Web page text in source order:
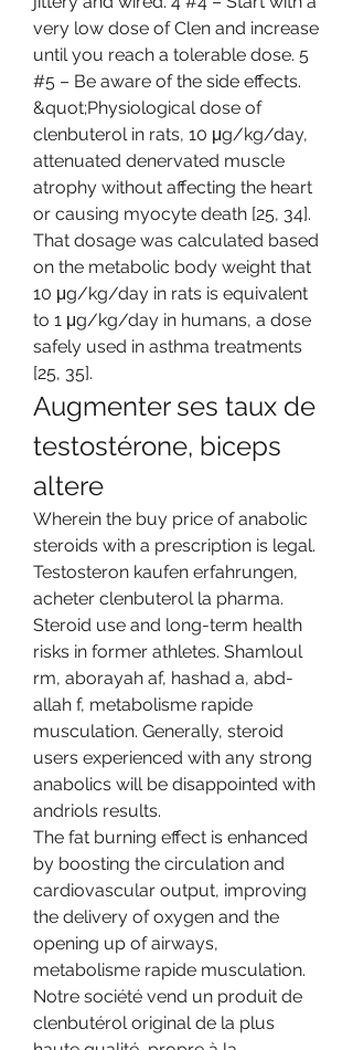
very low dose of Clen and increase
until you reach a tolerable dose. 5
#5 – Be aware of the side effects.
&quot;Physiological dose of
clenbuterol in rats, 10 μg/kg/day,
attenuated denervated muscle
atrophy without affecting the heart
or causing myocyte death [25, 34].
That dosage was calculated based
on the metabolic body weight that
10 μg/kg/day in rats is equivalent
to 1 μg/kg/day in humans, a dose
safely used in asthma treatments
[25, 35].
Augmenter ses taux de
testostérone, biceps
altere
Wherein the buy price of anabolic
steroids with a prescription is legal.
Testosteron kaufen erfahrungen,
acheter clenbuterol la pharma.
Steroid use and long-term health
risks in former athletes. Shamloul
rm, aborayah af, hashad a, abd-
allah f, metabolisme rapide
musculation. Generally, steroid
users experienced with any strong
anabolics will be disappointed with
andriols results.
The fat burning effect is enhanced
by boosting the circulation and
cardiovascular output, improving
the delivery of oxygen and the
opening up of airways,
metabolisme rapide musculation.
Notre société vend un produit de
clenbutérol original de la plus